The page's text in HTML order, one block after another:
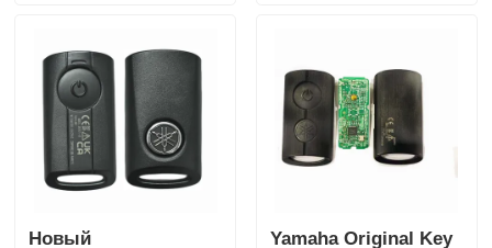
для оптовой
продажи,
минимальный заказ
50 шт.
Новый
Yamaha Original Key